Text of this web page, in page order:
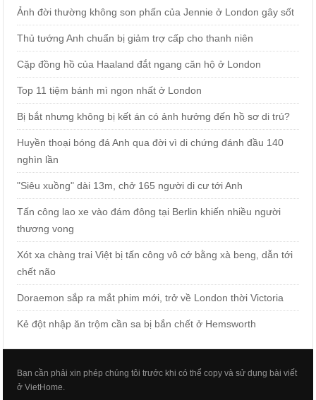
Ảnh đời thường không son phấn của Jennie ở London gây sốt
Thủ tướng Anh chuẩn bị giảm trợ cấp cho thanh niên
Cặp đồng hồ của Haaland đắt ngang căn hộ ở London
Top 11 tiệm bánh mì ngon nhất ở London
Bị bắt nhưng không bị kết án có ảnh hưởng đến hồ sơ di trú?
Huyền thoại bóng đá Anh qua đời vì di chứng đánh đầu 140
nghìn lần
"Siêu xuồng" dài 13m, chở 165 người di cư tới Anh
Tấn công lao xe vào đám đông tại Berlin khiến nhiều người
thương vong
Xót xa chàng trai Việt bị tấn công vô cớ bằng xà beng, dẫn tới
chết não
Doraemon sắp ra mắt phim mới, trở về London thời Victoria
Kẻ đột nhập ăn trộm cần sa bị bắn chết ở Hemsworth
Bạn cần phải xin phép chúng tôi trước khi có thể copy và sử dụng bài viết
ở VietHome.